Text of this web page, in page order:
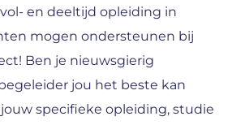
en deeltijd opleiding in
mogen ondersteunen bij
Ben je nieuwsgierig
jou het beste kan
specifieke opleiding, studie